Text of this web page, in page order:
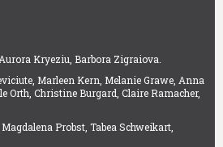
Kryeziu, Barbora Zigraiova.
Marleen Kern, Melanie Grawe, Anna
Orth, Christine Burgard, Claire Ramacher,
Probst, Tabea Schweikart,